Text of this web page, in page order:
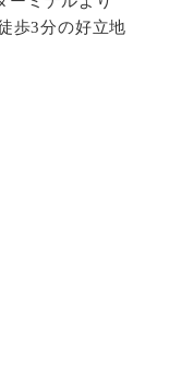
歩3分の好立地